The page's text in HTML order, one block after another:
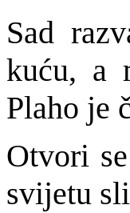
Sad
kuću, a
Plaho je
Otvori
svijetu